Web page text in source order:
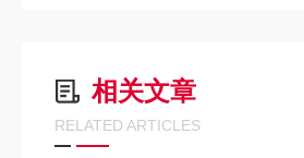
相关文章
RELATED ARTICLES